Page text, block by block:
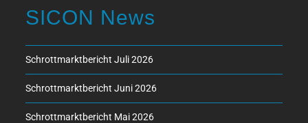
SICON News
Schrottmarktbericht Juli 2026
Schrottmarktbericht Juni 2026
Schrottmarktbericht Mai 2026